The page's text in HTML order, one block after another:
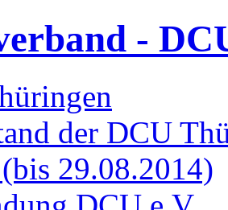
-
der DCU
29.08.2014)